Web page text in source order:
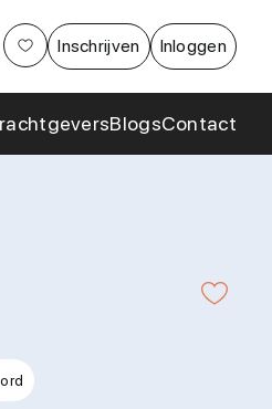
Inschrijven Inloggen
BlogsContact